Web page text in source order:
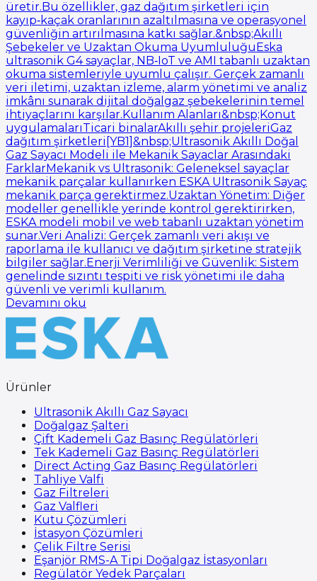
üretir.Bu özellikler, gaz dağıtım şirketleri için
kayıp‑kaçak oranlarının azaltılmasına ve operasyonel
güvenliğin artırılmasına katkı sağlar.&nbsp;Akıllı
Şebekeler ve Uzaktan Okuma UyumluluğuEska
ultrasonik G4 sayaçlar, NB‑IoT ve AMI tabanlı uzaktan
okuma sistemleriyle uyumlu çalışır. Gerçek zamanlı
veri iletimi, uzaktan izleme, alarm yönetimi ve analiz
imkânı sunarak dijital doğalgaz şebekelerinin temel
ihtiyaçlarını karşılar.Kullanım Alanları&nbsp;Konut
uygulamalarıTicari binalarAkıllı şehir projeleriGaz
dağıtım şirketleri[YB1]&nbsp;Ultrasonik Akıllı Doğal
Gaz Sayacı Modeli ile Mekanik Sayaclar Arasındaki
FarklarMekanik vs Ultrasonik: Geleneksel sayaçlar
mekanik parçalar kullanırken ESKA Ultrasonik Sayaç
mekanik parça gerektirmez.Uzaktan Yönetim: Diğer
modeller genellikle yerinde kontrol gerektirirken,
ESKA modeli mobil ve web tabanlı uzaktan yönetim
sunar.Veri Analizi: Gerçek zamanlı veri akışı ve
raporlama ile kullanıcı ve dağıtım şirketine stratejik
bilgiler sağlar.Enerji Verimliliği ve Güvenlik: Sistem
genelinde sızıntı tespiti ve risk yönetimi ile daha
güvenli ve verimli kullanım.
Devamını oku
Ürünler
Ultrasonik Akıllı Gaz Sayacı
Doğalgaz Şalteri
Çift Kademeli Gaz Basınç Regülatörleri
Tek Kademeli Gaz Basınç Regülatörleri
Direct Acting Gaz Basınç Regülatörleri
Tahliye Valfi
Gaz Filtreleri
Gaz Valfleri
Kutu Çözümleri
İstasyon Çözümleri
Çelik Filtre Serisi
Eşanjör RMS-A Tipi Doğalgaz İstasyonları
Regülatör Yedek Parçaları